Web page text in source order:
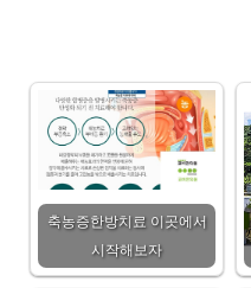
축농증한방치료 이곳에서
시작해보자